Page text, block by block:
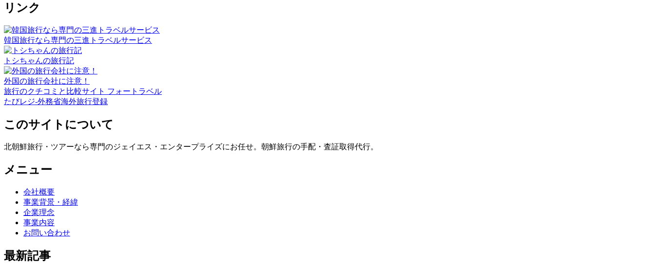
リンク
韓国旅行なら専門の三進トラベルサービス
トシちゃんの旅行記
外国の旅行会社に注意！
旅行のクチコミと比較サイト フォートラベル
たびレジ-外務省海外旅行登録
このサイトについて
北朝鮮旅行・ツアーなら専門のジェイエス・エンタープライズにお任せ。朝鮮旅行の手配・査証取得代行。
メニュー
会社概要
事業背景・経緯
企業理念
事業内容
お問い合わせ
最新記事